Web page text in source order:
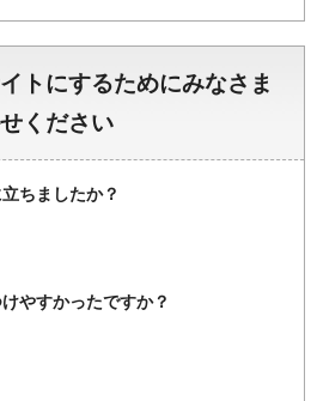
トにするためにみなさま
ください
ちましたか？
やすかったですか？